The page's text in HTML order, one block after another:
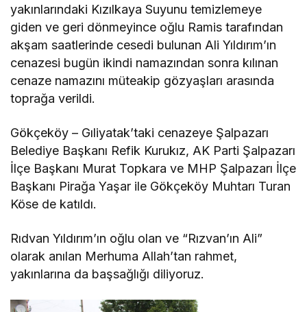
yakınlarındaki Kızılkaya Suyunu temizlemeye
giden ve geri dönmeyince oğlu Ramis tarafından
akşam saatlerinde cesedi bulunan Ali Yıldırım’ın
cenazesi bugün ikindi namazından sonra kılınan
cenaze namazını müteakip gözyaşları arasında
toprağa verildi.
Gökçeköy – Gıliyatak’taki cenazeye Şalpazarı
Belediye Başkanı Refik Kurukız, AK Parti Şalpazarı
İlçe Başkanı Murat Topkara ve MHP Şalpazarı İlçe
Başkanı Pirağa Yaşar ile Gökçeköy Muhtarı Turan
Köse de katıldı.
Rıdvan Yıldırım’ın oğlu olan ve “Rızvan’ın Ali”
olarak anılan Merhuma Allah’tan rahmet,
yakınlarına da başsağlığı diliyoruz.